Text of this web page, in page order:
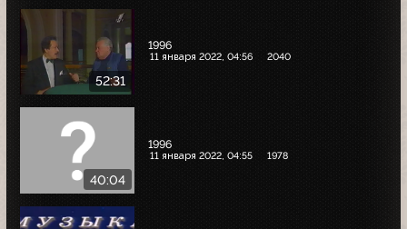
52:31
1996
11 января 2022, 04:56 2040
40:04
1996
11 января 2022, 04:55 1978